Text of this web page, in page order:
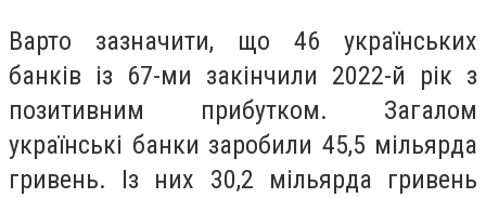
Варто зазначити, що 46 українських
банків із 67-ми закінчили 2022-й рік з
позитивним прибутком. Загалом
українські банки заробили 45,5 мільярда
гривень. Із них 30,2 мільярда гривень